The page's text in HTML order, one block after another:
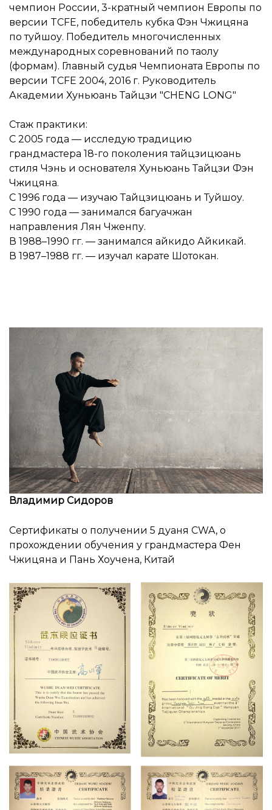
чемпион России, 3-кратный чемпион Европы по
версии TCFE, победитель кубка Фэн Чжицяна
по туйшоу. Победитель многочисленных
международных соревнований по таолу
(формам). Главный судья Чемпионата Европы по
версии TCFE 2004, 2016 г. Руководитель
Академии Хуньюань Тайцзи "CHENG LONG"
Стаж практики:
С 2005 года — исследую традицию
грандмастера 18-го поколения тайцзицюань
стиля Чэнь и основателя Хуньюань Тайцзи Фэн
Чжицяна.
С 1996 года — изучаю Тайцзицюань и Туйшоу.
С 1990 года — занимался багуачжан
направления Лян Чженпу.
В 1988–1990 гг. — занимался айкидо Айкикай.
В 1987–1988 гг. — изучал карате Шотокан.
Владимир Сидоров
Сертификаты о получении 5 дуаня CWA, о
прохождении обучения у грандмастера Фен
Чжицяна и Пань Хоучена, Китай